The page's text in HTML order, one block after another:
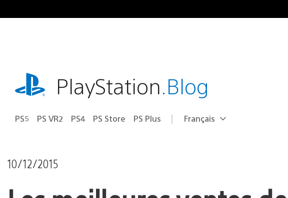
au
playstation.comPlayStation.Blog
PS5 PS VR2 PS4 PS Store PS Plus Choisir
Région
Français
10/12/2015